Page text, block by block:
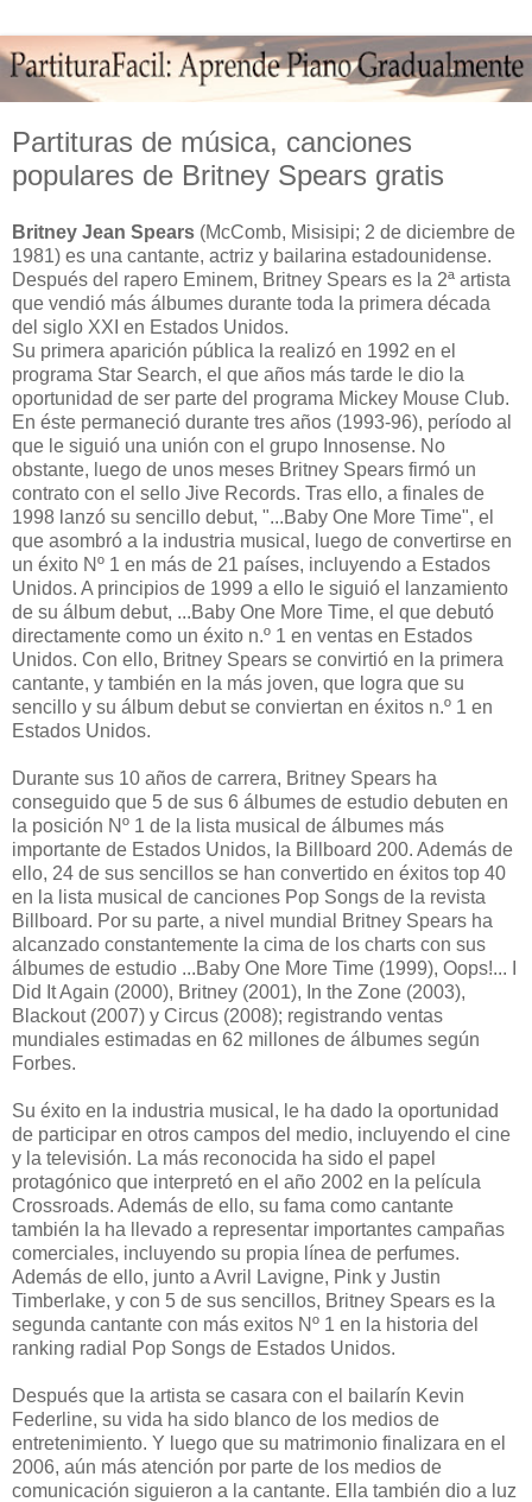
Partituras de música, canciones
populares de Britney Spears gratis
Britney Jean Spears (McComb, Misisipi; 2 de diciembre de
1981) es una cantante, actriz y bailarina estadounidense.
Después del rapero Eminem, Britney Spears es la 2ª artista
que vendió más álbumes durante toda la primera década
del siglo XXI en Estados Unidos.
Su primera aparición pública la realizó en 1992 en el
programa Star Search, el que años más tarde le dio la
oportunidad de ser parte del programa Mickey Mouse Club.
En éste permaneció durante tres años (1993-96), período al
que le siguió una unión con el grupo Innosense. No
obstante, luego de unos meses Britney Spears firmó un
contrato con el sello Jive Records. Tras ello, a finales de
1998 lanzó su sencillo debut, "...Baby One More Time", el
que asombró a la industria musical, luego de convertirse en
un éxito Nº 1 en más de 21 países, incluyendo a Estados
Unidos. A principios de 1999 a ello le siguió el lanzamiento
de su álbum debut, ...Baby One More Time, el que debutó
directamente como un éxito n.º 1 en ventas en Estados
Unidos. Con ello, Britney Spears se convirtió en la primera
cantante, y también en la más joven, que logra que su
sencillo y su álbum debut se conviertan en éxitos n.º 1 en
Estados Unidos.
Durante sus 10 años de carrera, Britney Spears ha
conseguido que 5 de sus 6 álbumes de estudio debuten en
la posición Nº 1 de la lista musical de álbumes más
importante de Estados Unidos, la Billboard 200. Además de
ello, 24 de sus sencillos se han convertido en éxitos top 40
en la lista musical de canciones Pop Songs de la revista
Billboard. Por su parte, a nivel mundial Britney Spears ha
alcanzado constantemente la cima de los charts con sus
álbumes de estudio ...Baby One More Time (1999), Oops!... I
Did It Again (2000), Britney (2001), In the Zone (2003),
Blackout (2007) y Circus (2008); registrando ventas
mundiales estimadas en 62 millones de álbumes según
Forbes.
Su éxito en la industria musical, le ha dado la oportunidad
de participar en otros campos del medio, incluyendo el cine
y la televisión. La más reconocida ha sido el papel
protagónico que interpretó en el año 2002 en la película
Crossroads. Además de ello, su fama como cantante
también la ha llevado a representar importantes campañas
comerciales, incluyendo su propia línea de perfumes.
Además de ello, junto a Avril Lavigne, Pink y Justin
Timberlake, y con 5 de sus sencillos, Britney Spears es la
segunda cantante con más exitos Nº 1 en la historia del
ranking radial Pop Songs de Estados Unidos.
Después que la artista se casara con el bailarín Kevin
Federline, su vida ha sido blanco de los medios de
entretenimiento. Y luego que su matrimonio finalizara en el
2006, aún más atención por parte de los medios de
comunicación siguieron a la cantante. Ella también dio a luz